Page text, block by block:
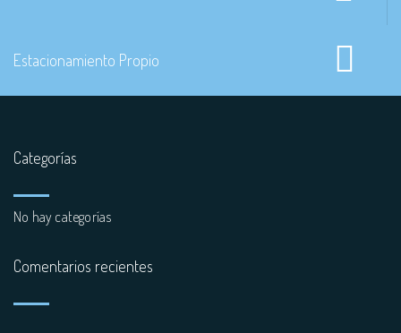
Estacionamiento Propio
Categorías
No hay categorías
Comentarios recientes